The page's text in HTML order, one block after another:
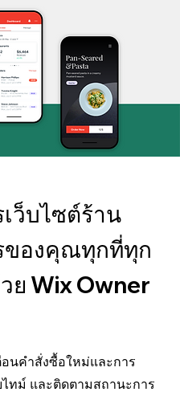
ว็บไซต์ร้าน
ของคุณทุกที่ทุก
ย Wix Owner
อนคำสั่งซื้อใหม่และการ
ไทม์ และติดตามสถานะการ